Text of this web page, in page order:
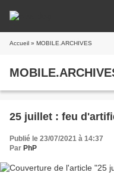
Accueil » MOBILE.ARCHIVES
25 juillet : feu
Publié le 23/07/2021 à 14:37
Par PhP